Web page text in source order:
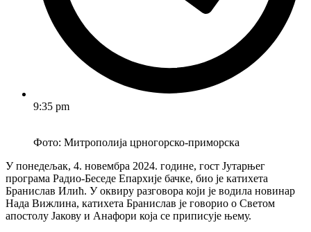
9:35 pm
Фото: Митрополија црногорско-приморска
У понедељак, 4. новембра 2024. године, гост Јутарњег
програма Радио-Беседе Епархије бачке, био је катихета
Бранислав Илић. У оквиру разговора који је водила новинар
Нада Вижлина, катихета Бранислав је говорио о Светом
апостолу Јакову и Анафори која се приписује њему.